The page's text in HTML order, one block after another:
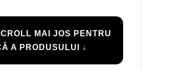
MAI JOS PENTRU
A PRODUSULUI ↓